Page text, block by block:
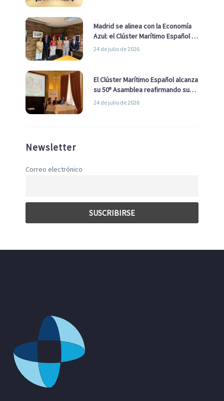
Madrid se alinea con la Economía
Azul: el Clúster Marítimo Español y
la Real Liga Naval avanzan alianzas
24 de julio de 2026
El Clúster Marítimo Español alcanza
su 50ª Asamblea reafirmando su
liderazgo en la Economía Azul
24 de julio de 2026
Newsletter
Correo electrónico